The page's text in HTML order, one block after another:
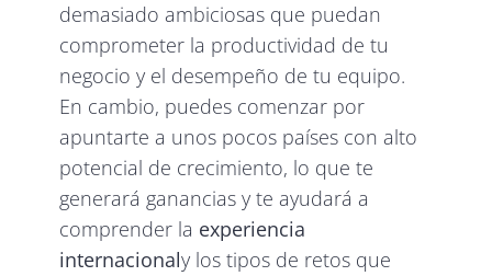
demasiado ambiciosas que puedan
comprometer la productividad de tu
negocio y el desempeño de tu equipo.
En cambio, puedes comenzar por
apuntarte a unos pocos países con alto
potencial de crecimiento, lo que te
generará ganancias y te ayudará a
comprender la experiencia
internacionaly los tipos de retos que